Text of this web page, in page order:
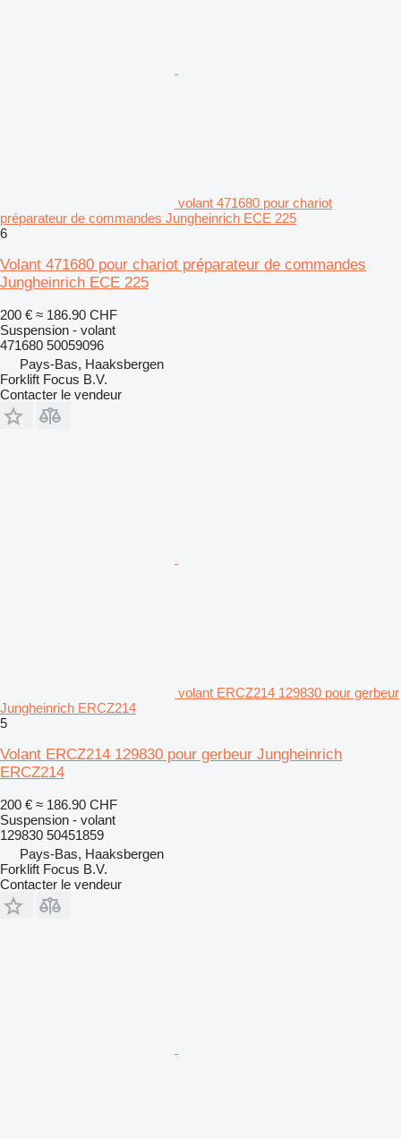
volant 471680 pour chariot
préparateur de commandes Jungheinrich ECE 225
6
Volant 471680 pour chariot préparateur de commandes
Jungheinrich ECE 225
200 € ≈ 186.90 CHF
Suspension - volant
471680 50059096
Pays-Bas, Haaksbergen
Forklift Focus B.V.
Contacter le vendeur
volant ERCZ214 129830 pour gerbeur
Jungheinrich ERCZ214
5
Volant ERCZ214 129830 pour gerbeur Jungheinrich
ERCZ214
200 € ≈ 186.90 CHF
Suspension - volant
129830 50451859
Pays-Bas, Haaksbergen
Forklift Focus B.V.
Contacter le vendeur